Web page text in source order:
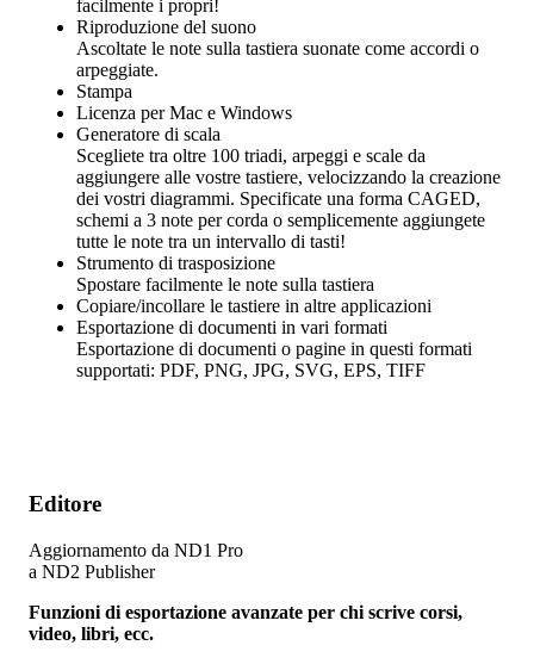
facilmente i propri!
Riproduzione del suono
Ascoltate le note sulla tastiera suonate come accordi o
arpeggiate.
Stampa
Licenza per Mac e Windows
Generatore di scala
Scegliete tra oltre 100 triadi, arpeggi e scale da
aggiungere alle vostre tastiere, velocizzando la creazione
dei vostri diagrammi. Specificate una forma CAGED,
schemi a 3 note per corda o semplicemente aggiungete
tutte le note tra un intervallo di tasti!
Strumento di trasposizione
Spostare facilmente le note sulla tastiera
Copiare/incollare le tastiere in altre applicazioni
Esportazione di documenti in vari formati
Esportazione di documenti o pagine in questi formati
supportati: PDF, PNG, JPG, SVG, EPS, TIFF
Editore
Aggiornamento da ND1 Pro
a ND2 Publisher
Funzioni di esportazione avanzate per chi scrive corsi,
video, libri, ecc.